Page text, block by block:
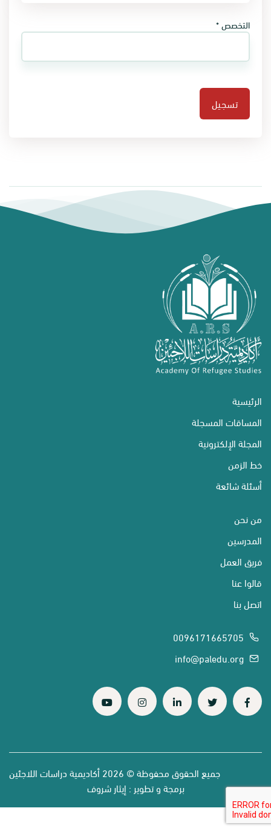
التخصص *
تسجيل
الرئيسية
المساقات المسجلة
المجلة الإلكترونية
خط الزمن
أسئلة شائعة
من نحن
المدرسين
فريق العمل
قالوا عنا
اتصل بنا
0096171665705
info@paledu.org
جميع الحقوق محفوظة © 2026 أكاديمية دراسات اللاجئين
برمجة و تطوير : إيثار شروف